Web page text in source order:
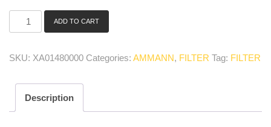
XA01480000
Patrone
oil
similar
ADD TO CART
SKU: XA01480000 Categories: AMMANN, FILTER Tag: FILTER
Description